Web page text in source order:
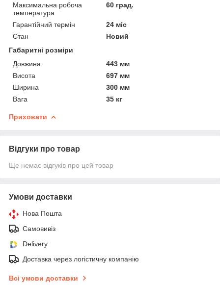
Максимальна робоча
температура
60 град.
Гарантійний термін
24 міс
Стан
Новий
Габаритні розміри
Довжина
443 мм
Висота
697 мм
Ширина
300 мм
Вага
35 кг
Приховати
Відгуки про товар
Ще немає відгуків про цей товар
Умови доставки
Нова Пошта
Самовивіз
Delivery
Доставка через логістичну компанію
Всі умови доставки